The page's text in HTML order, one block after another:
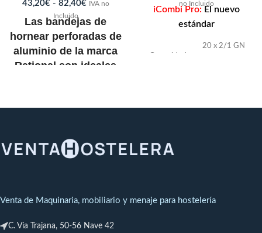
43,20€ - 82,40€ IVA no
Incluido
Las bandejas de
hornear perforadas de
aluminio de la marca
Rational son ideales
revestimiento
de tres capas
proporciona una
larga vida útil.
que los alimentos no
no Incluido
iCombi Pro: El nuevo
estándar
20 x 2/1 GN
comidas por
300-500
Rack
longitudinal
Venta de Maquinaria, mobiliario y menaje para hostelería
C. Via Trajana, 50-56 Nave 42